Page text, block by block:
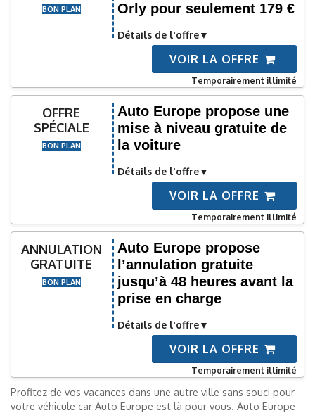
BON PLAN
Orly pour seulement 179 €
Détails de l'offre
VOIR LA OFFRE
Temporairement illimité
OFFRE
SPÉCIALE
BON PLAN
Auto Europe propose une
mise à niveau gratuite de
la voiture
Détails de l'offre
VOIR LA OFFRE
Temporairement illimité
ANNULATION
GRATUITE
BON PLAN
Auto Europe propose
l’annulation gratuite
jusqu’à 48 heures avant la
prise en charge
Détails de l'offre
VOIR LA OFFRE
Temporairement illimité
Profitez de vos vacances dans une autre ville sans souci pour
votre véhicule car Auto Europe est là pour vous. Auto Europe